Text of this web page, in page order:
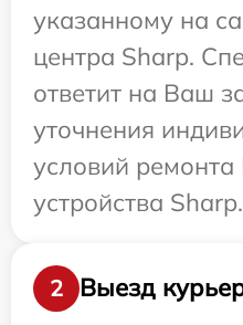
указанному на
центра Sharp.
ответит на Ваш
уточнения
условий
устройства Sharp.
2
Выезд